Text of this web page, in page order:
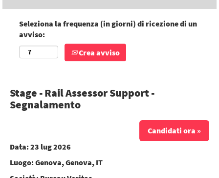
Seleziona la frequenza (in giorni) di ricezione di un
avviso:
Crea avviso
Stage - Rail Assessor Support -
Segnalamento
Candidati ora »
Data: 23 lug 2026
Luogo: Genova, Genova, IT